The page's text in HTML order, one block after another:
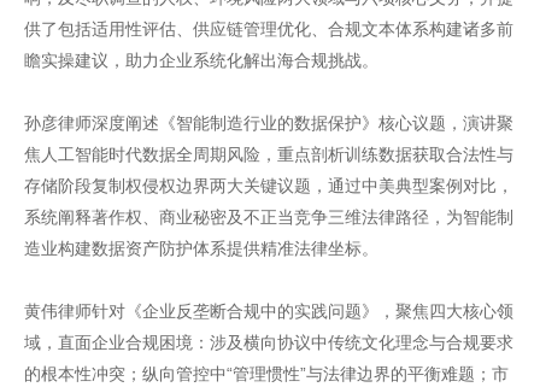
供了包括适用性评估、供应链管理优化、合规文本体系构建诸多前
瞻实操建议，助力企业系统化解出海合规挑战。
孙彦律师深度阐述《智能制造行业的数据保护》核心议题，演讲聚
焦人工智能时代数据全周期风险，重点剖析训练数据获取合法性与
存储阶段复制权侵权边界两大关键议题，通过中美典型案例对比，
系统阐释著作权、商业秘密及不正当竞争三维法律路径，为智能制
造业构建数据资产防护体系提供精准法律坐标。
黄伟律师针对《企业反垄断合规中的实践问题》，聚焦四大核心领
域，直面企业合规困境：涉及横向协议中传统文化理念与合规要求
的根本性冲突；纵向管控中“管理惯性”与法律边界的平衡难题；市